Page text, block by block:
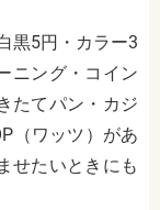
黒5円・カラー3
ニング・コイン
たてパン・カジ
（ワッツ）があ
せたいときにも